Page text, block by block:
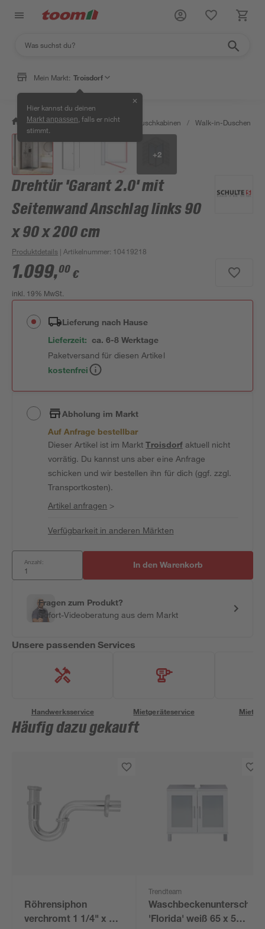
Mein Markt: Troisdorf
Hier kannst du deinen
Markt anpassen , falls er nicht
stimmt.
✕
/ Bad & Sanitär / Duschen Duschkabinen / Walk-in-Duschen
+2
Drehtür 'Garant 2.0' mit
Seitenwand Anschlag links 90
x 90 x 200 cm
Produktdetails | Artikelnummer: 10419218
1.099,00 €
inkl. 19% MwSt.
Lieferung nach Hause
Lieferzeit: ca. 6-8 Werktage
Paketversand für diesen Artikel
kostenfrei
Abholung im Markt
Auf Anfrage bestellbar
Dieser Artikel ist im MarktTroisdorfaktuell nicht
vorrätig. Du kannst uns aber eine Anfrage
schicken und wir bestellen ihn für dich (ggf. zzgl.
Transportkosten).
Artikel anfragen >
Verfügbarkeit in anderen Märkten
Anzahl: In den Warenkorb
Fragen zum Produkt?
Sofort-Videoberatung aus dem Markt
Unsere passenden Services
Handwerksservice Mietgeräteservice
Häufig dazu gekauft
Röhrensiphon
verchromt 1 1/4" x 32
Trendteam
'Florida' weiß 65 x 56